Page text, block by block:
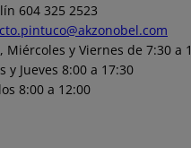
604 325 2523
Miércoles y Viernes de 7:30 a
y Jueves 8:00 a 17:30
8:00 a 12:00